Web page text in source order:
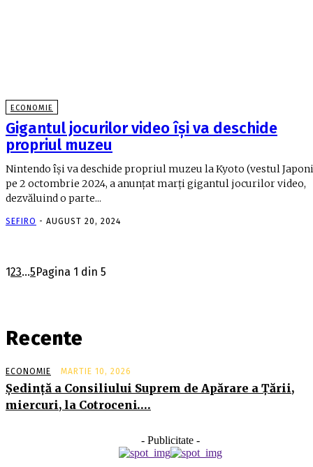
ECONOMIE
Gigantul jocurilor video îşi va deschide
propriul muzeu
Nintendo îşi va deschide propriul muzeu la Kyoto (vestul
pe 2 octombrie 2024, a anunţat marţi gigantul jocurilor video,
dezvăluind o parte...
SEFIRO - AUGUST 20, 2024
123...5Pagina 1 din 5
Recente
ECONOMIE MARTIE 10, 2026
Şedinţă a Consiliului Suprem de Apărare a Ţării,
miercuri, la Cotroceni….
- Publicitate -